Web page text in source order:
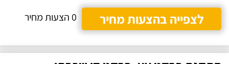
לצפייה בהצעות מחיר
0 הצעות מחיר